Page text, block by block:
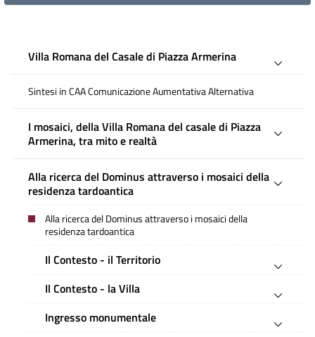
Villa Romana del Casale di Piazza Armerina
Sintesi in CAA Comunicazione Aumentativa Alternativa
I mosaici, della Villa Romana del casale di Piazza
Armerina, tra mito e realtà
Alla ricerca del Dominus attraverso i mosaici della
residenza tardoantica
Alla ricerca del Dominus attraverso i mosaici della
residenza tardoantica
Il Contesto - il Territorio
Il Contesto - la Villa
Ingresso monumentale